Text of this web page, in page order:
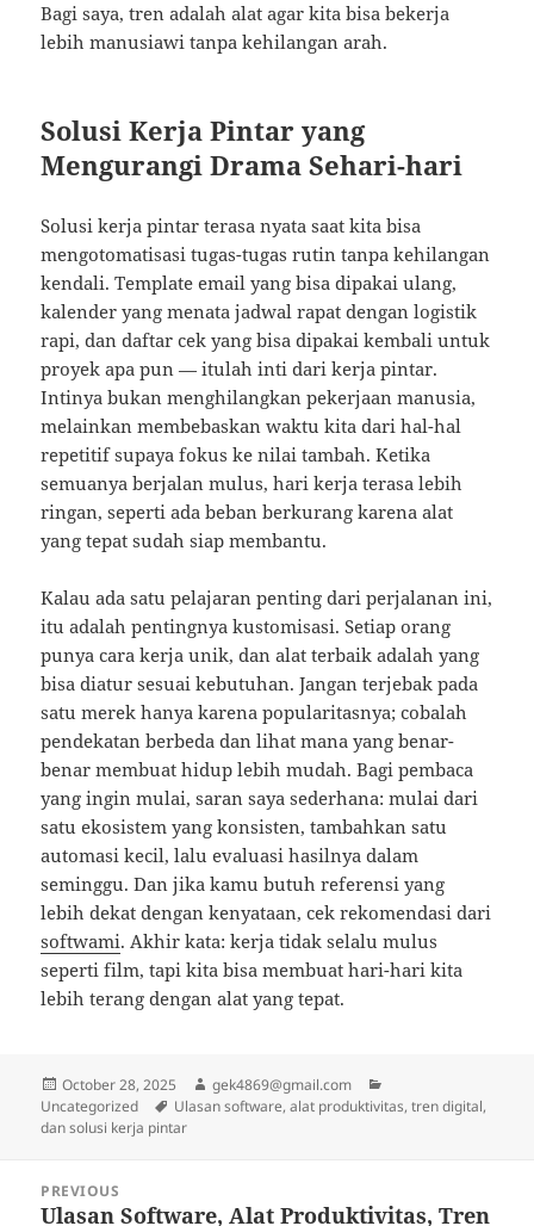
Bagi saya, tren adalah alat agar kita bisa bekerja
lebih manusiawi tanpa kehilangan arah.
Solusi Kerja Pintar yang
Mengurangi Drama Sehari-hari
Solusi kerja pintar terasa nyata saat kita bisa
mengotomatisasi tugas-tugas rutin tanpa kehilangan
kendali. Template email yang bisa dipakai ulang,
kalender yang menata jadwal rapat dengan logistik
rapi, dan daftar cek yang bisa dipakai kembali untuk
proyek apa pun — itulah inti dari kerja pintar.
Intinya bukan menghilangkan pekerjaan manusia,
melainkan membebaskan waktu kita dari hal-hal
repetitif supaya fokus ke nilai tambah. Ketika
semuanya berjalan mulus, hari kerja terasa lebih
ringan, seperti ada beban berkurang karena alat
yang tepat sudah siap membantu.
Kalau ada satu pelajaran penting dari perjalanan ini,
itu adalah pentingnya kustomisasi. Setiap orang
punya cara kerja unik, dan alat terbaik adalah yang
bisa diatur sesuai kebutuhan. Jangan terjebak pada
satu merek hanya karena popularitasnya; cobalah
pendekatan berbeda dan lihat mana yang benar-
benar membuat hidup lebih mudah. Bagi pembaca
yang ingin mulai, saran saya sederhana: mulai dari
satu ekosistem yang konsisten, tambahkan satu
automasi kecil, lalu evaluasi hasilnya dalam
seminggu. Dan jika kamu butuh referensi yang
lebih dekat dengan kenyataan, cek rekomendasi dari
softwami. Akhir kata: kerja tidak selalu mulus
seperti film, tapi kita bisa membuat hari-hari kita
lebih terang dengan alat yang tepat.
Posted
on
October 28, 2025 Author
gek4869@gmail.com
Uncategorized
Tags
Ulasan software, alat produktivitas, tren digital,
dan solusi kerja pintar
navigation
PREVIOUS
Previous
Ulasan Software, Alat Produktivitas, Tren